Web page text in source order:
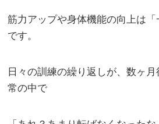
筋力アップや身体機能の向上は「
です。
日々の訓練の繰り返しが、数ヶ
常の中で